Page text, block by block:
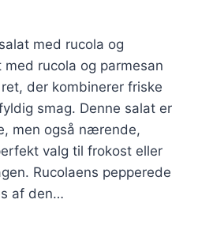
med rucola og
med rucola og parmesan
der kombinerer friske
smag. Denne salat er
men også nærende,
valg til frokost eller
Rucolaens pepperede
af den…